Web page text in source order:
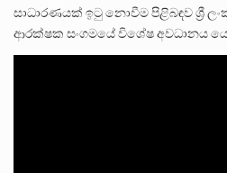
සාධාරණයක් ඉටු නොවීම පිළිබඳව ශ්‍රී
ආරක්ෂක සංගමයේ විශේෂ අවධානය